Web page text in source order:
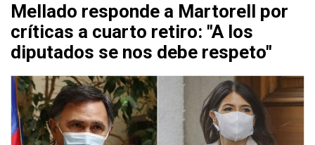
Mellado responde a Martorell por
críticas a cuarto retiro: "A los
diputados se nos debe respeto"